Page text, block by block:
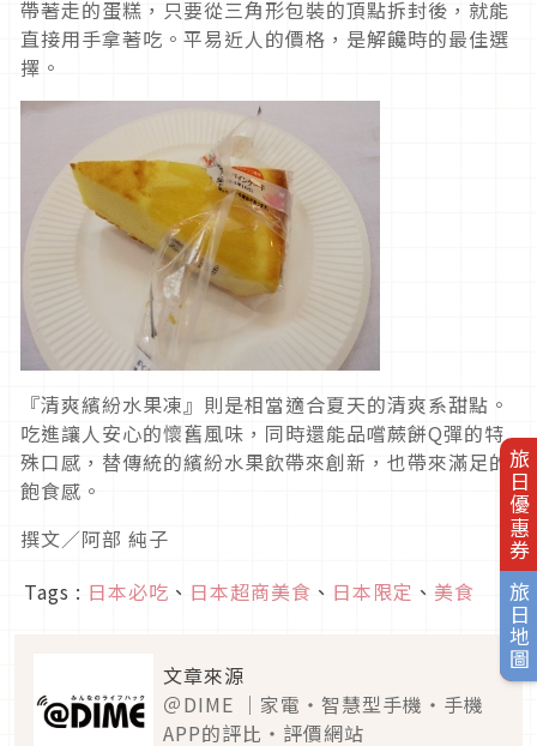
旅日優惠券
旅日地圖
帶著走的蛋糕，只要從三角形包裝的頂點拆封後，就能
直接用手拿著吃。平易近人的價格，是解饞時的最佳選
擇。
『清爽繽紛水果凍』則是相當適合夏天的清爽系甜點。
吃進讓人安心的懷舊風味，同時還能品嚐蕨餅Q彈的特
殊口感，替傳統的繽紛水果飲帶來創新，也帶來滿足的
飽食感。
撰文／阿部 純子
Tags : 日本必吃 、 日本超商美食 、 日本限定 、 美食
文章來源
＠DIME ｜家電・智慧型手機・手機
APP的評比・評價網站